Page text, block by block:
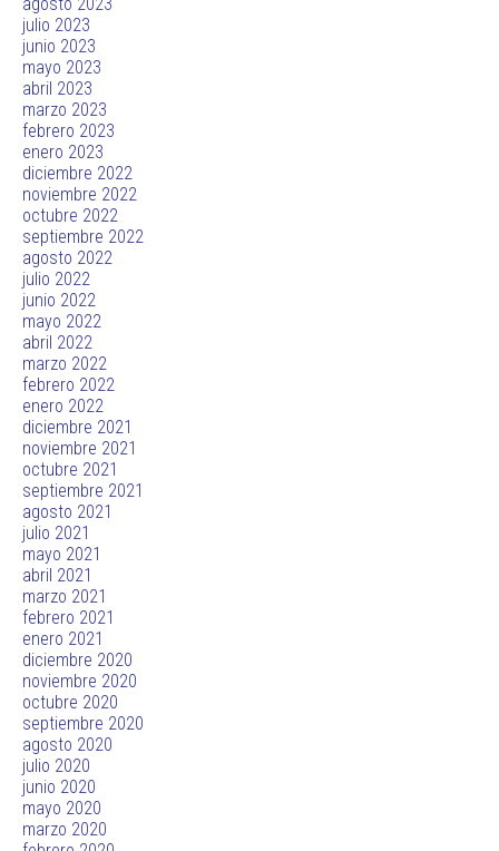
agosto 2023
julio 2023
junio 2023
mayo 2023
abril 2023
marzo 2023
febrero 2023
enero 2023
diciembre 2022
noviembre 2022
octubre 2022
septiembre 2022
agosto 2022
julio 2022
junio 2022
mayo 2022
abril 2022
marzo 2022
febrero 2022
enero 2022
diciembre 2021
noviembre 2021
octubre 2021
septiembre 2021
agosto 2021
julio 2021
mayo 2021
abril 2021
marzo 2021
febrero 2021
enero 2021
diciembre 2020
noviembre 2020
octubre 2020
septiembre 2020
agosto 2020
julio 2020
junio 2020
mayo 2020
marzo 2020